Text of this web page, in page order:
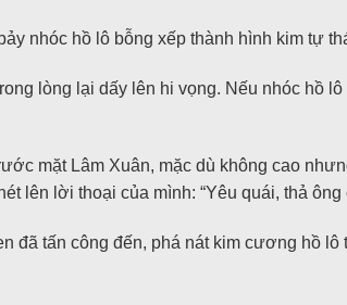
nhóc hồ lô bỗng xếp thành hình kim tự
lòng lại dấy lên hi vọng. Nếu nhóc hồ
mặt Lâm Xuân, mặc dù không cao
lên lời thoại của mình: “Yêu quái, thả
đã tấn công đến, phá nát kim cương hồ